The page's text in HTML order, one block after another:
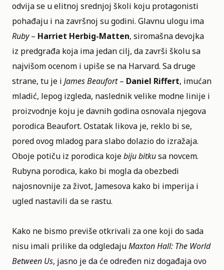
odvija se u elitnoj srednjoj školi koju protagonisti
pohađaju i na završnoj su godini. Glavnu ulogu ima
Ruby– Harriet Herbig-Matten, siromašna devojka
iz predgrađa koja ima jedan cilj, da završi školu sa
najvišom ocenom i upiše se na Harvard. Sa druge
strane, tu je i James Beaufort– Daniel Riffert, imućan
mladić, lepog izgleda, naslednik velike modne linije i
proizvodnje koju je davnih godina osnovala njegova
porodica Beaufort. Ostatak likova je, reklo bi se,
pored ovog mladog para slabo dolazio do izražaja.
Oboje potiču iz porodica kojebiju bitkusa novcem.
Rubyna porodica, kako bi mogla da obezbedi
najosnovnije za život, Jamesova kako bi imperija i
ugled nastavili da se rastu.
Kako ne bismo previše otkrivali za one koji do sada
nisu imali prilike da odgledajuMaxton Hall: The World
Between Us, jasno je da će određen niz događaja ovo